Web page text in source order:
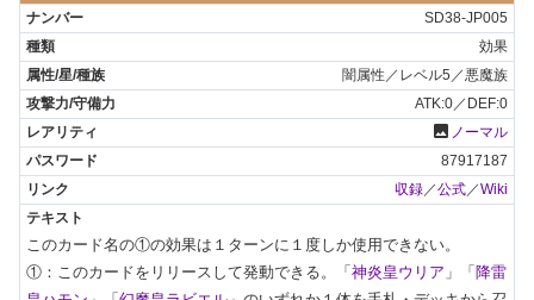
SD38-JP005
効果
闇属性／レベル5／悪魔族
ATK:0／DEF:0
photo ノーマル
87917187
収録／公式／Wiki
このカード名の①の効果は１ターンに１度しか使用できない。
①：このカードをリリースして発動できる。「 神炎皇ウリア 」「 降雷